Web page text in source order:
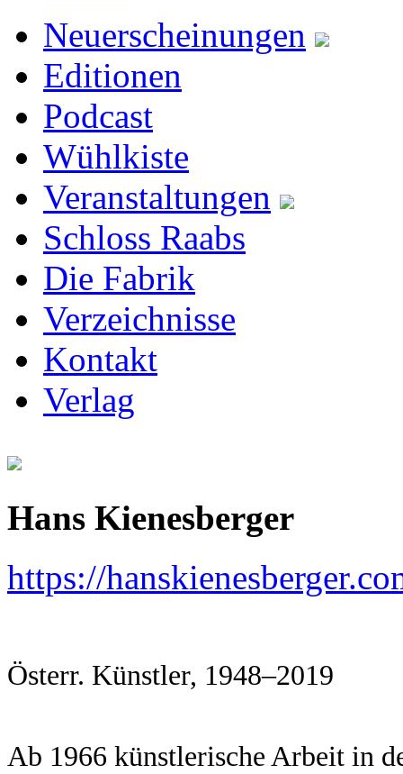
Neuerscheinungen
Editionen
Podcast
Wühlkiste
Veranstaltungen
Schloss Raabs
Die Fabrik
Verzeichnisse
Kontakt
Verlag
Hans Kienesberger
https://
Österr. Künstler, 1948–2019
Ab 1966 künstlerische Arbeit in